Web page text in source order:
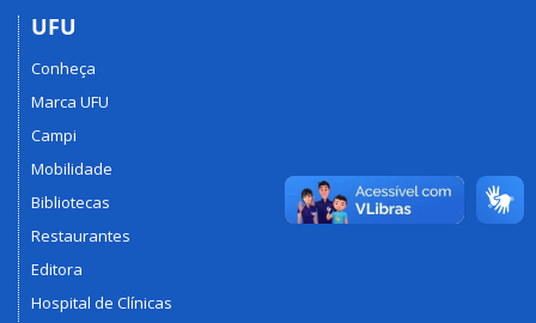
UFU
Conheça
Marca UFU
Campi
Mobilidade
Bibliotecas
Restaurantes
Editora
Hospital de Clínicas